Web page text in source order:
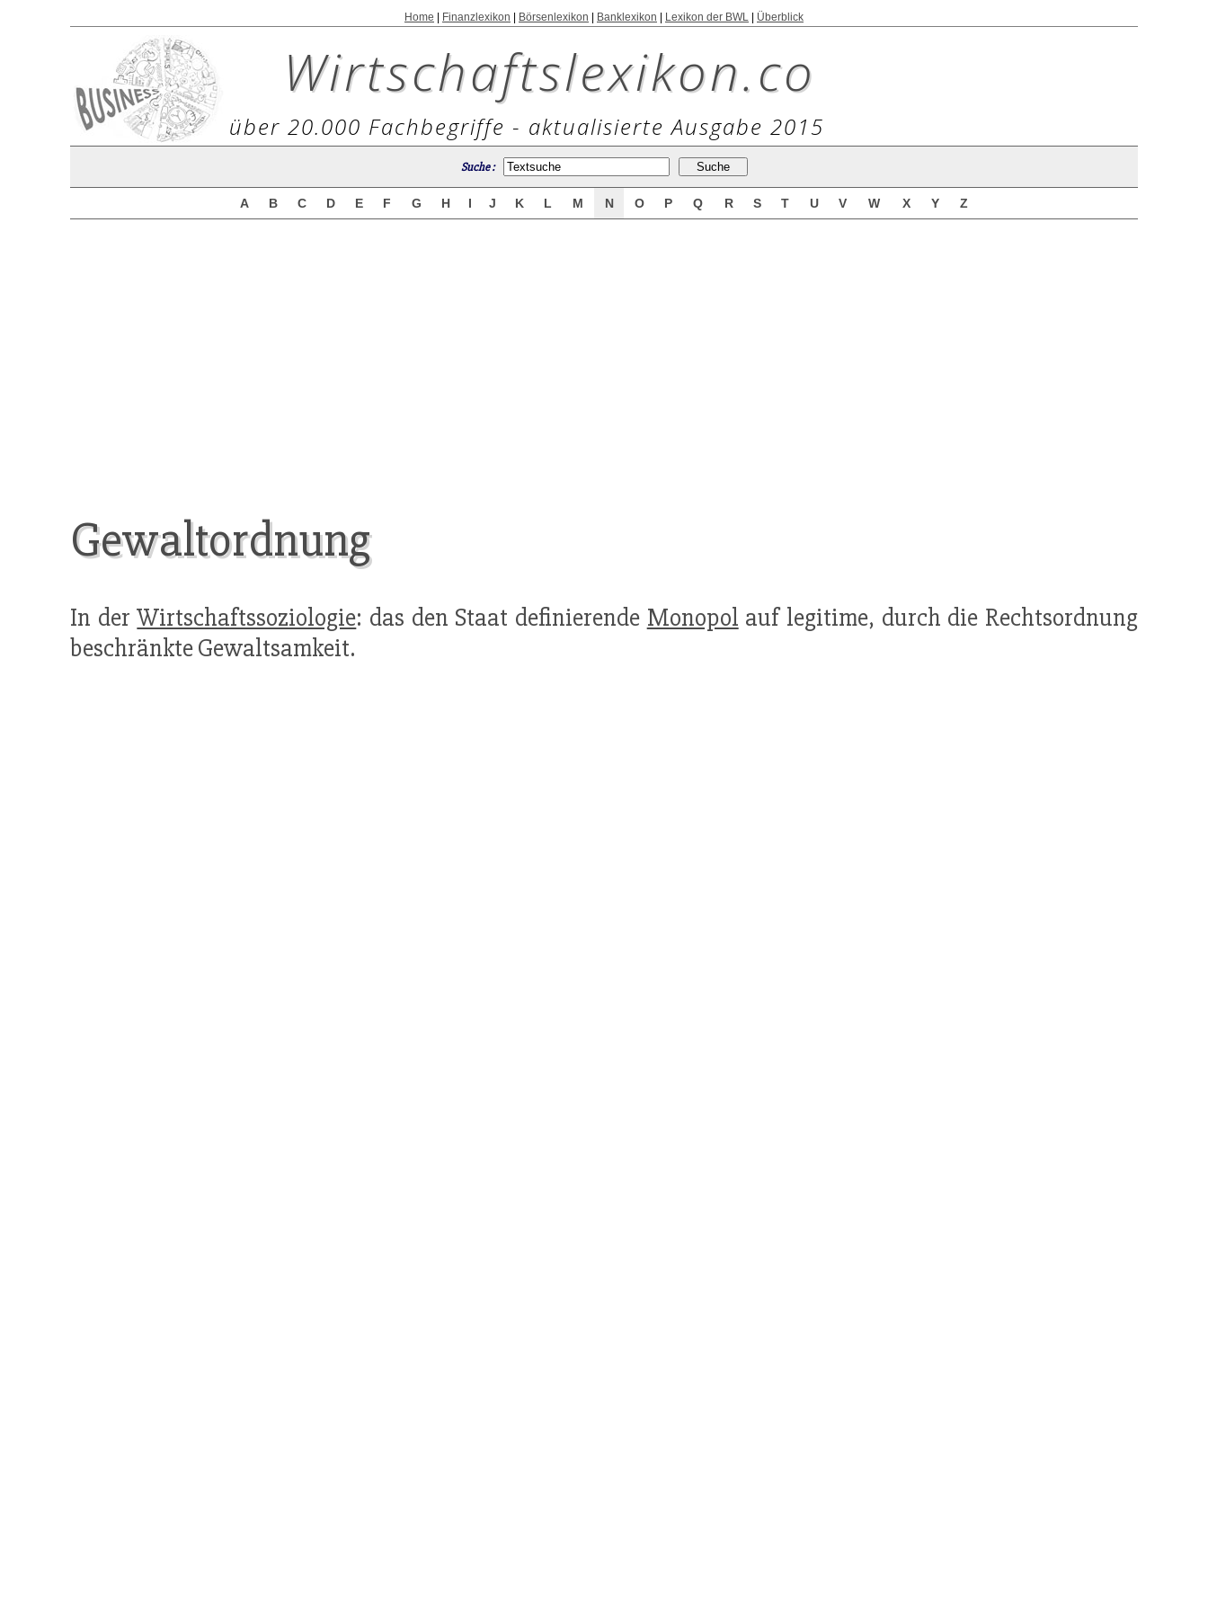
Home Finanzlexikon Börsenlexikon Banklexikon Lexikon der BWL Überblick
Wirtschaftslexikon.co
über 20.000 Fachbegriffe - aktualisierte Ausgabe 2015
Suche :
A B C D E F G H I J K L M N O P Q R S T U V W X Y Z
Gewaltordnung
In derWirtschaftssoziologie: das den Staat definierende Monopol auf legitime, durch die Rechtsordnung
beschränkte Gewaltsamkeit.